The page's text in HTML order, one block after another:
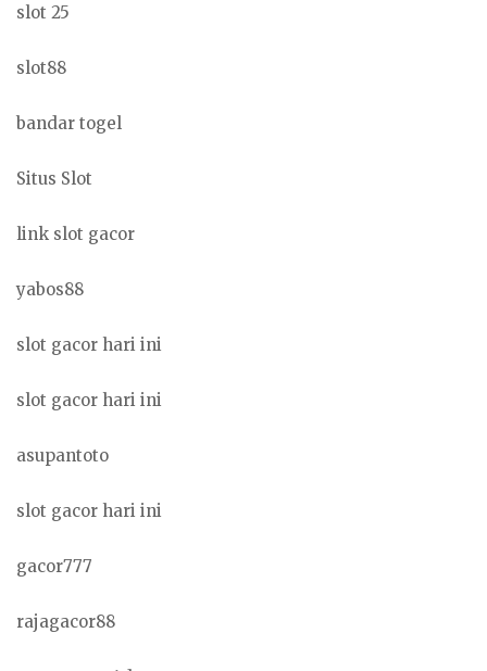
slot 25
slot88
bandar togel
Situs Slot
link slot gacor
yabos88
slot gacor hari ini
slot gacor hari ini
asupantoto
slot gacor hari ini
gacor777
rajagacor88